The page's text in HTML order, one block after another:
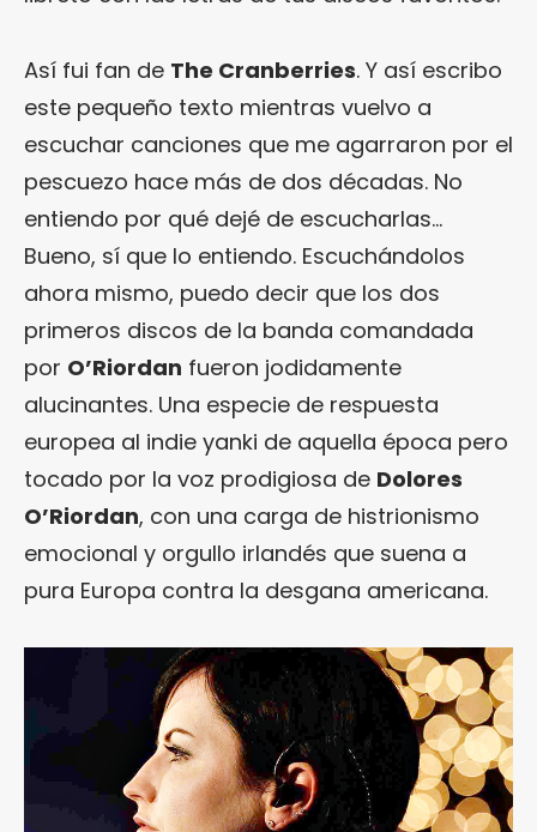
Así fui fan de The Cranberries. Y así escribo
este pequeño texto mientras vuelvo a
escuchar canciones que me agarraron por el
pescuezo hace más de dos décadas. No
entiendo por qué dejé de escucharlas…
Bueno, sí que lo entiendo. Escuchándolos
ahora mismo, puedo decir que los dos
primeros discos de la banda comandada
por O’Riordan fueron jodidamente
alucinantes. Una especie de respuesta
europea al indie yanki de aquella época pero
tocado por la voz prodigiosa de Dolores
O’Riordan, con una carga de histrionismo
emocional y orgullo irlandés que suena a
pura Europa contra la desgana americana.